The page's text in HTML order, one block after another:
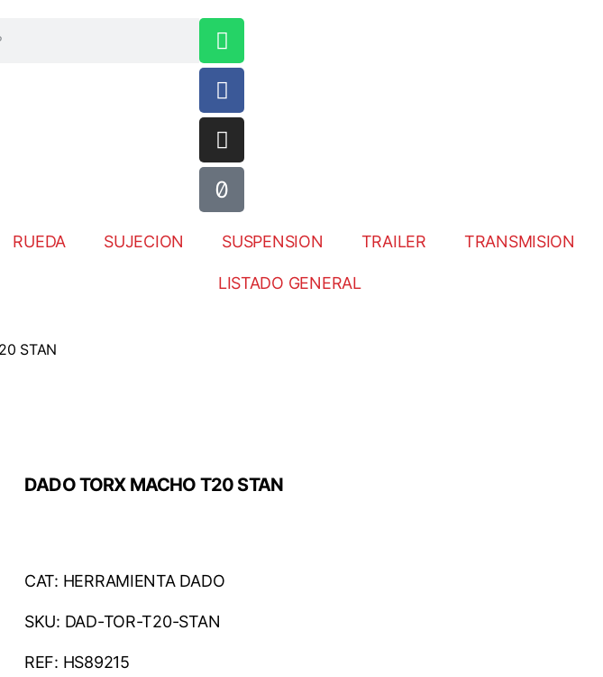
RUEDA SUJECION SUSPENSION TRAILER TRANSMISION
LISTADO GENERAL
STAN
DADO TORX MACHO T20 STAN
CAT: HERRAMIENTA DADO
SKU: DAD-TOR-T20-STAN
REF: HS89215